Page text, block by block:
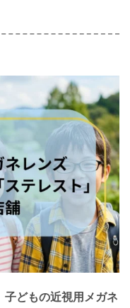
どもの近視用メガネ